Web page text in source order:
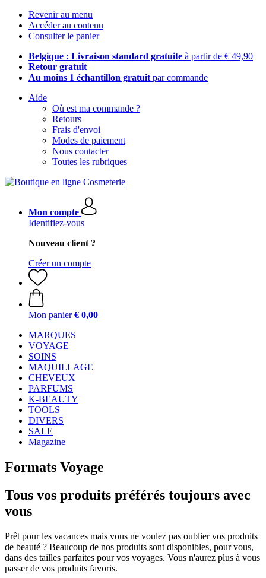
Revenir au menu
Accéder au contenu
Consulter le panier
Belgique : Livraison standard gratuite à partir de € 49,90
Retour gratuit
Au moins 1 échantillon gratuit par commande
Aide
Où est ma commande ?
Retours
Frais d'envoi
Modes de paiement
Nous contacter
Toutes les rubriques
Mon compte
Identifiez-vous
Nouveau client ?
Créer un compte
Mon panier € 0,00
MARQUES
VOYAGE
SOINS
MAQUILLAGE
CHEVEUX
PARFUMS
K-BEAUTY
TOOLS
DIVERS
SALE
Magazine
Formats Voyage
Tous vos produits préférés toujours avec
vous
Prêt pour les vacances mais vous ne voulez pas oublier vos produits
de beauté ? Beaucoup de nos produits sont disponibles, pour vous,
dans des tailles parfaites pour vos voyages. Vous n'aurez plus à vous
passer de vos produits favoris.